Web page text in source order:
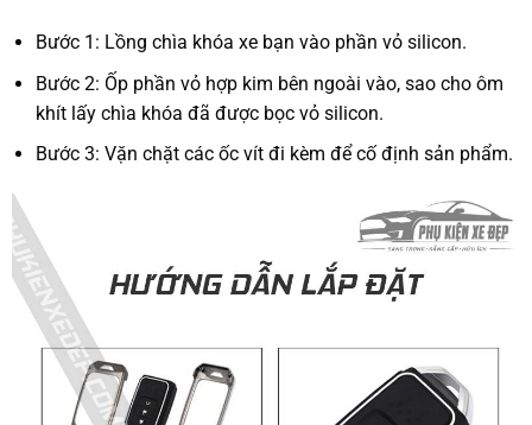
Bước 1: Lồng chìa khóa xe bạn vào phần vỏ silicon.
Bước 2: Ốp phần vỏ hợp kim bên ngoài vào, sao cho ôm
khít lấy chìa khóa đã được bọc vỏ silicon.
Bước 3: Vặn chặt các ốc vít đi kèm để cố định sản phẩm.